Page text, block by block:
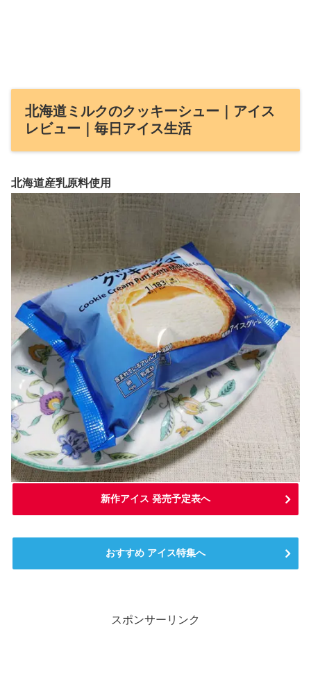
北海道ミルクのクッキーシュー｜アイス
レビュー｜毎日アイス生活
北海道産乳原料使用
新作アイス 発売予定表へ
おすすめ アイス特集へ
スポンサーリンク